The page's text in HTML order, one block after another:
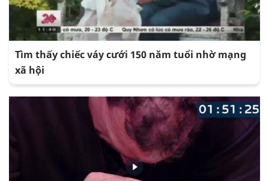
Tìm thấy chiếc váy cưới 150 năm tuổi nhờ mạng
xã hội